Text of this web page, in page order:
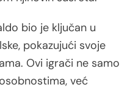
bio je ključan u
pokazujući svoje
Ovi igrači ne samo
već